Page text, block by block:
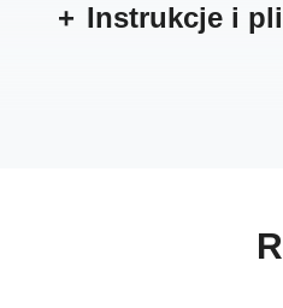
Instrukcje i